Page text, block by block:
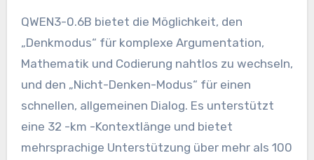
QWEN3-0.6B bietet die Möglichkeit, den
„Denkmodus“ für komplexe Argumentation,
Mathematik und Codierung nahtlos zu wechseln,
und den „Nicht-Denken-Modus“ für einen
schnellen, allgemeinen Dialog. Es unterstützt
eine 32 -km -Kontextlänge und bietet
mehrsprachige Unterstützung über mehr als 100